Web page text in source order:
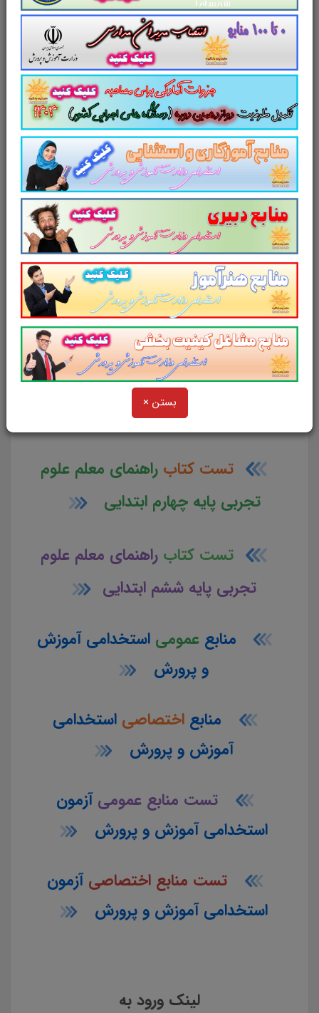
بستن ×
پاسخ تشریحیدر قالب فایلpdf. بهترین منبع
برای آزمون های استخدامی می باشد.
جزوه
سوالات تستی کتابراهنمای معلم علوم تجربی
پایه دوم ابتداییمطالب خوانده شده داوطلبین
آزمون استخدامی را نظم بخشیده و منسجم می
سازد. این مجموعهمرور سریعداوطلب را سبب
می شود و آگاهی های وی رانظم بخشیده و یک
آمادگی و شبیه سازی را برای جلسه آزمون به
همراه دارد. مطالعه این منبع برای همه داوطلبین
شرکت کننده در
آزمون استخدامی وزارت آموزش و
پرورشپیشنهاد می شود.
از دیگر منابع آزمون استخدامی وزارت
آموزش و پرورش در سایت پرتو
یادگیری دیدن فرمایید.
و
در یک نمای کلی:
تست کتاب راهنمای معلم علوم
تجربی پایه چهارم ابتدایی
تست کتاب راهنمای معلم علوم
تجربی پایه ششم ابتدایی
منابع عمومی استخدامی آموزش
و پرورش
منابعاختصاصیاستخدامی
آموزش و پرورش
تست منابع عمومی آزمون
استخدامی آموزش و پرورش
تست منابع اختصاصی آزمون
استخدامی آموزش و پرورش
لینک ورود به